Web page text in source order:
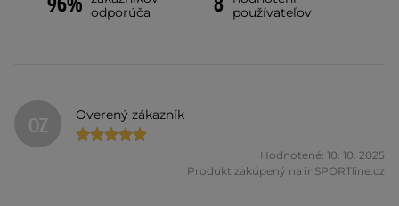
odporúča
používateľov
OZ Overený zákazník
Hodnotené: 10. 10. 2025
Produkt zakúpený na inSPORTline.cz